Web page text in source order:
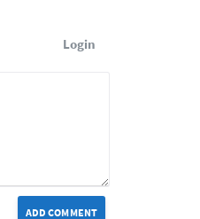
Login
ADD COMMENT